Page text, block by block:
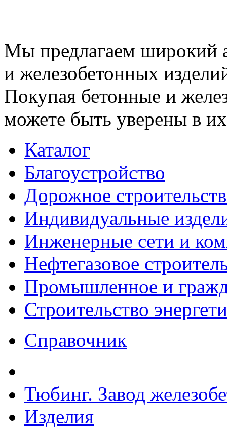
Мы предлагаем широкий
и железобетонных
Покупая бетонные и
можете быть уверены в их
Каталог
Благоустройство
Дорожное
Индивидуальные
Инженерные сети и
Нефтегазовое
Промышленное и
Строительство
Справочник
Тюбинг. Завод
Изделия